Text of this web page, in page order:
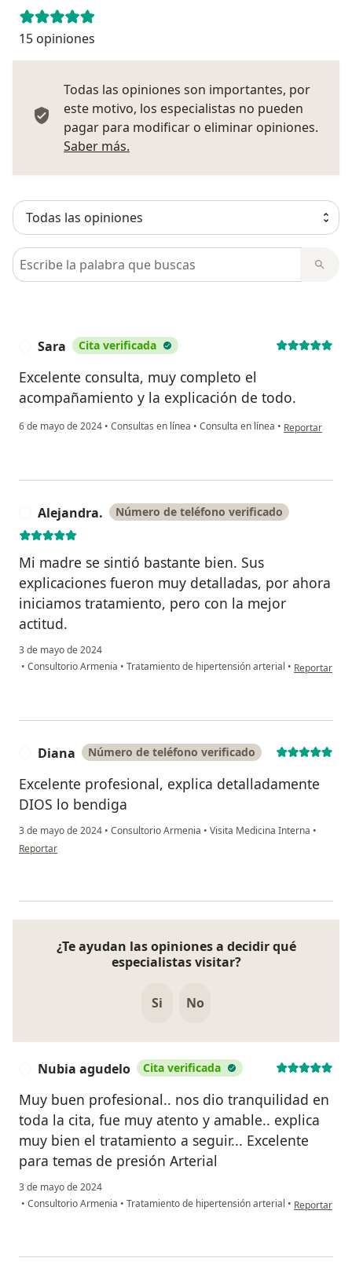
15 opiniones
Todas las opiniones son importantes, por
este motivo, los especialistas no pueden
pagar para modificar o eliminar opiniones.
Saber más.
Busca en opiniones
Sara Cita verificada
Excelente consulta, muy completo el
acompañamiento y la explicación de todo.
6 de mayo de 2024 • Consultas en línea • Consulta en línea • en opinión del
Reportar
Alejandra. Número de teléfono verificado
Mi madre se sintió bastante bien. Sus
explicaciones fueron muy detalladas, por ahora
iniciamos tratamiento, pero con la mejor
actitud.
3 de mayo de 2024
• Consultorio Armenia • Tratamiento de hipertensión arterial • en opinión
Reportar
Diana Número de teléfono verificado
Excelente profesional, explica detalladamente
DIOS lo bendiga
3 de mayo de 2024 • Consultorio Armenia • Visita Medicina Interna •
en opinión del usuario Diana
Reportar
¿Te ayudan las opiniones a decidir qué
especialistas visitar?
Si No
Nubia agudelo Cita verificada
Muy buen profesional.. nos dio tranquilidad en
toda la cita, fue muy atento y amable.. explica
muy bien el tratamiento a seguir... Excelente
para temas de presión Arterial
3 de mayo de 2024
• Consultorio Armenia • Tratamiento de hipertensión arterial • en opinión
Reportar